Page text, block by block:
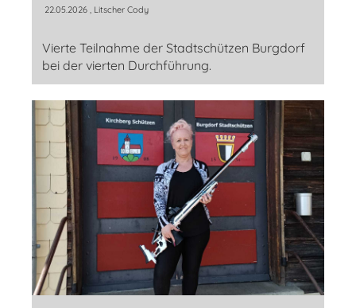
22.05.2026 , Litscher Cody
Vierte Teilnahme der Stadtschützen Burgdorf
bei der vierten Durchführung.